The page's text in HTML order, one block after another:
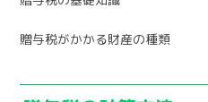
贈与税がかかる財産の種類